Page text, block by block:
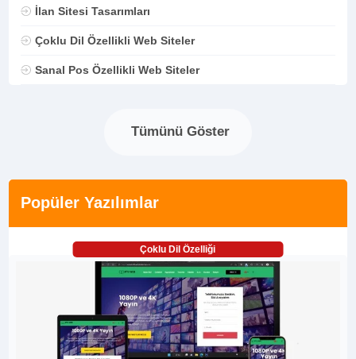
İlan Sitesi Tasarımları
Çoklu Dil Özellikli Web Siteler
Sanal Pos Özellikli Web Siteler
Tümünü Göster
Popüler Yazılımlar
Çoklu Dil Özelliği